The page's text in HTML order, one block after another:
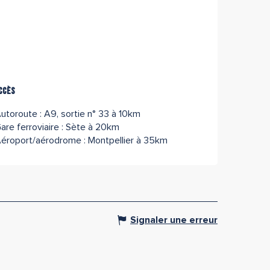
: A9, sortie n° 33 à 10km
ferroviaire : Sète à 20km
aérodrome : Montpellier à 35km
Signaler une erreur